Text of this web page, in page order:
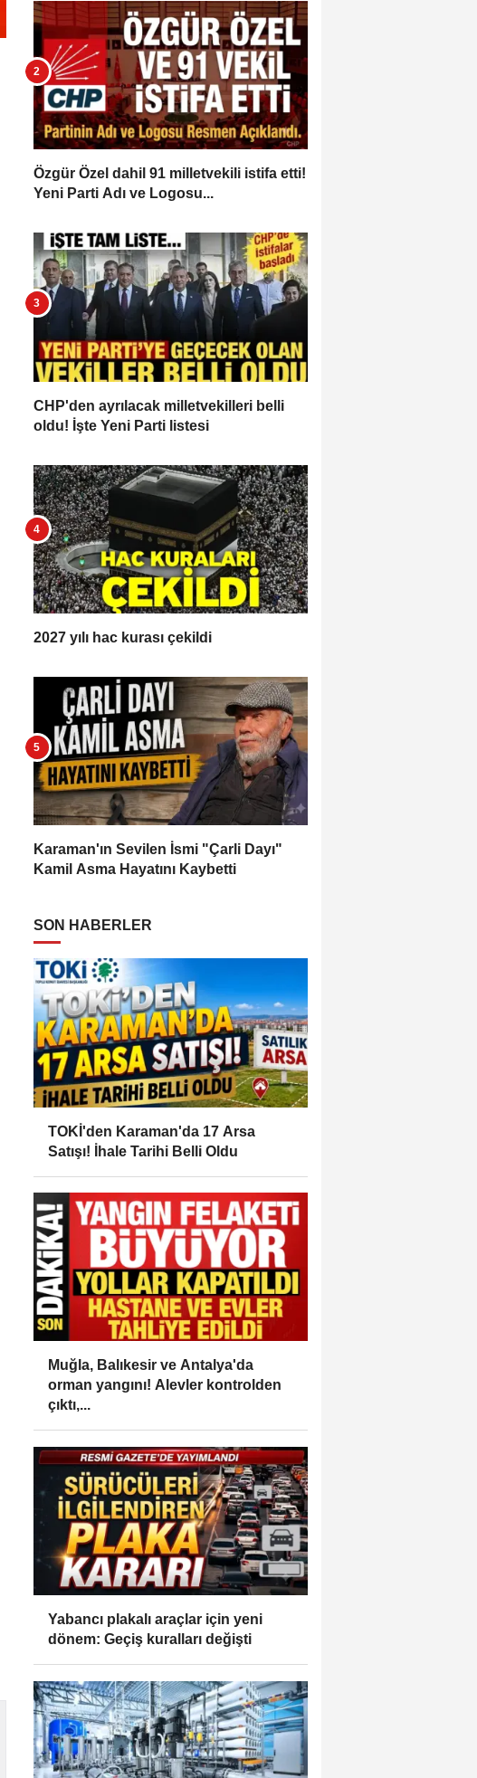
Özgür Özel dahil 91 milletvekili istifa etti!
Yeni Parti Adı ve Logosu...
CHP'den ayrılacak milletvekilleri belli
oldu! İşte Yeni Parti listesi
2027 yılı hac kurası çekildi
Karaman'ın Sevilen İsmi "Çarli Dayı"
Kamil Asma Hayatını Kaybetti
SON HABERLER
TOKİ'den Karaman'da 17 Arsa
Satışı! İhale Tarihi Belli Oldu
Muğla, Balıkesir ve Antalya'da
orman yangını! Alevler kontrolden
çıktı,...
Yabancı plakalı araçlar için yeni
dönem: Geçiş kuralları değişti